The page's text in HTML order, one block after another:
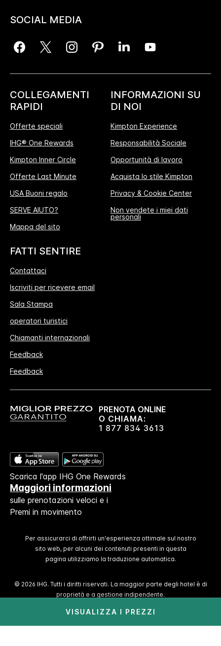
VISUALIZZA I PREZZI
SOCIAL MEDIA
COLLEGAMENTI
RAPIDI
Offerte speciali
IHG® One Rewards
Kimpton Inner Circle
Offerte Last Minute
USA Buoni regalo
SERVE AIUTO?
Mappa del sito
INFORMAZIONI SU
DI NOI
Kimpton Experience
Responsabilità Sociale
Opportunità di lavoro
Acquista lo stile Kimpton
Privacy & Cookie Center
Non vendete i miei dati
personali
FATTI SENTIRE
Contattaci
Iscriviti per ricevere email
Sala Stampa
operatori turistici
Chiamanti internazionali
Feedback
Feedback
PRENOTA ONLINE
O CHIAMA:
1 877 834 3613
Scarica l'app IHG One Rewards
Maggiori informazioni
sulle prenotazioni veloci e i
Premi in movimento
Per assicurarci di offrirti un'esperienza ottimale sul nostro
sito web, per alcuni dei contenuti presenti in questa
pagina utilizziamo la traduzione automatica.
© 2026 IHG. Tutti i diritti riservati. La maggior parte degli hotel è di
proprietà e a gestione indipendente.